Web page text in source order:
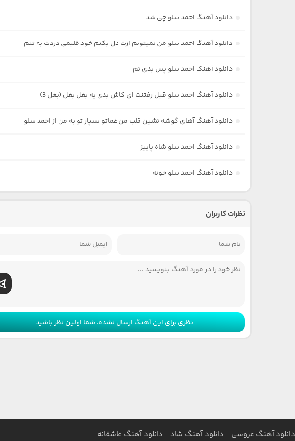
دانلود آهنگ احمد سلو چی شد
دانلود آهنگ احمد سلو من نمیتونم ازت دل بکنم خود قلبمی دردت به تنم
دانلود آهنگ احمد سلو پس بدی نم
دانلود آهنگ احمد سلو قبل رفتنت ای کاش بدی یه بغل بغل (بغل 3)
دانلود آهنگ آهای گوشه نشین قلب من غماتو بسپار تو به من از احمد سلو
دانلود آهنگ احمد سلو شاه پاییز
دانلود آهنگ احمد سلو خونه
نظرات کاربران
نظری برای این آهنگ ارسال نشده، شما اولین نظر باشید
دانلود آهنگ عروسی دانلود آهنگ شاد دانلود آهنگ عاشقانه